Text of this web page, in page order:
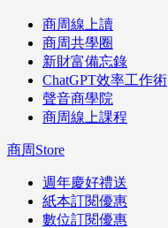
商周線上讀
商周共學圈
新財富備忘錄
ChatGPT效率工作術
聲音商學院
商周線上課程
商周Store
週年慶好禮送
紙本訂閱優惠
數位訂閱優惠